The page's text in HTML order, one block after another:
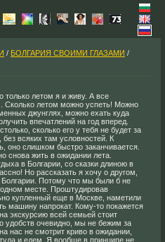
/ БОЛГАРИЯ СВОИМИ ГЛАЗАМИ /
только летом я и живу. А все
Сколько летом можно успеть! Можно
джунглях, можно ехать куда
впечатлений на год вперед.
сколько его у тебя не будет за
всяких там условностей. К
оно слишком быстро заканчивается.
снова жить в ожидании лета.
в Болгарии, со сказки длиною в
Но рассказать я хочу о другом,
Потому что мы были б не
месте. Проштудировав
купленный еще в Москве, наметили
машину напрокат. Кому-то покажется
экскурсию всей семьей стоит
удобств очевидно, мы не бежим за
нас не смотрит криво в ожидании,
и едем. Я вообще в принципе не